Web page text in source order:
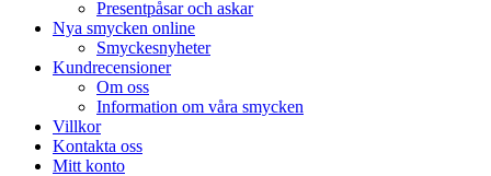
Presentpåsar och askar
Nya smycken online
Smyckesnyheter
Kundrecensioner
Om oss
Information om våra smycken
Villkor
Kontakta oss
Mitt konto